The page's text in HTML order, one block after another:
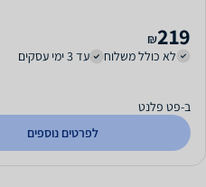
219
₪
לא כולל משלוח
עד 3 ימי עסקים
ב-פט פלנט
לפרטים נוספים